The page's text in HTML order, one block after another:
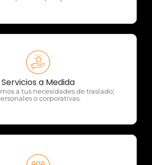
Servicios a Medida
a tus necesidades de traslado;
o corporativas.
OTP Servicios